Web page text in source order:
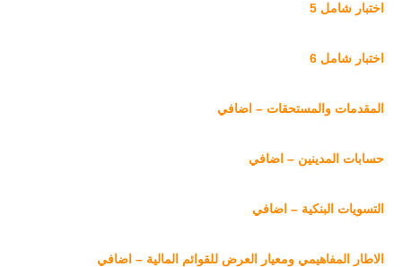
اختبار شامل 5
اختبار شامل 6
المقدمات والمستحقات – اضافي
حسابات المدينين – اضافي
التسويات البنكية – اضافي
الاطار المفاهيمي ومعيار العرض للقوائم المالية – اضافي